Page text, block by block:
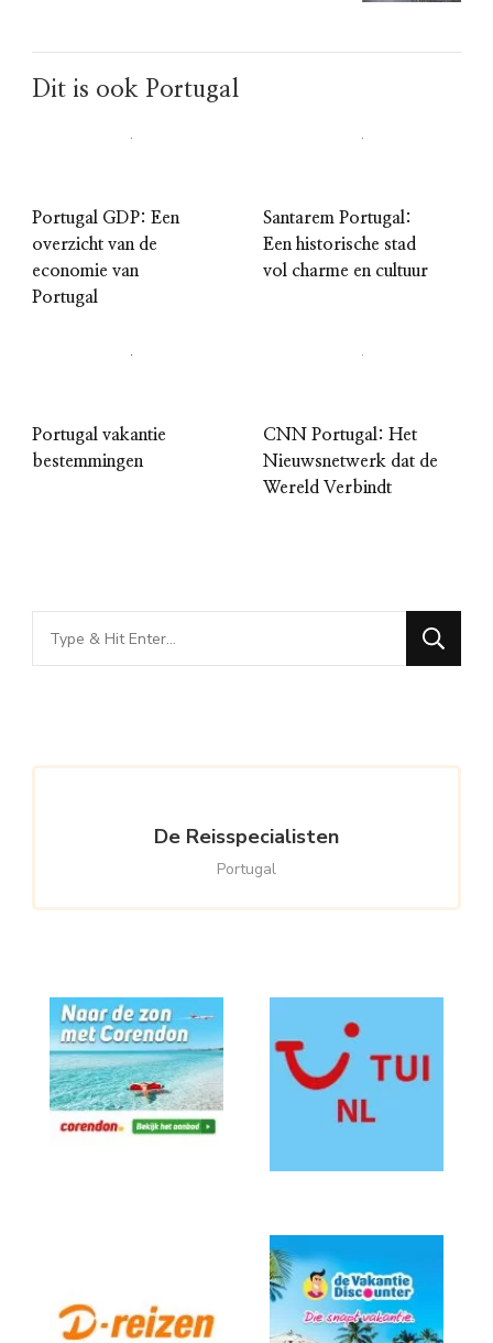
Dit is ook Portugal
Portugal GDP: Een
overzicht van de
economie van
Portugal
Santarem Portugal:
Een historische stad
vol charme en cultuur
Portugal vakantie
bestemmingen
CNN Portugal: Het
Nieuwsnetwerk dat de
Wereld Verbindt
Looking
for
De Reisspecialisten
Portugal